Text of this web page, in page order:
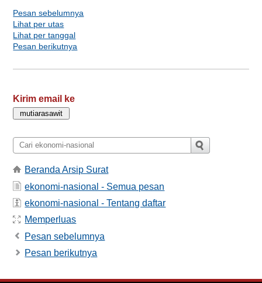
Pesan sebelumnya
Lihat per utas
Lihat per tanggal
Pesan berikutnya
Kirim email ke
Beranda Arsip Surat
ekonomi-nasional - Semua pesan
ekonomi-nasional - Tentang daftar
Memperluas
Pesan sebelumnya
Pesan berikutnya